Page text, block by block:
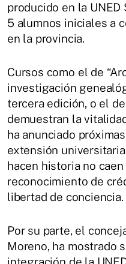
producido en la UNED
5 alumnos iniciales a
en la provincia.
Cursos como el de
investigación
tercera edición, o el
demuestran la
ha anunciado
extensión
hacen historia no
reconocimiento de
libertad de conciencia.
Por su parte, el
Moreno, ha mostrado